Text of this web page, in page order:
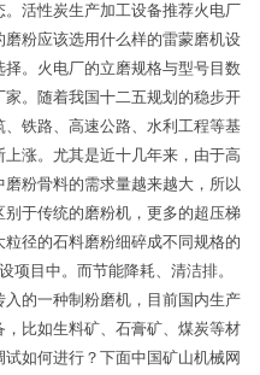
活性炭生产加工设备推荐火电厂
粉应该选用什么样的雷蒙磨机设
。火电厂的立磨规格与型号目数
。随着我国十二五规划的稳步开
铁路、高速公路、水利工程等基
涨。尤其是近十几年来，由于高
粉骨料的需求量越来越大，所以
于传统的磨粉机，更多的超压梯
径的石料磨粉细碎成不同规格的
项目中。而节能降耗、清洁排。
的一种制粉磨机，目前国内生产
比如生料矿、石膏矿、煤炭等材
如何进行？下面中国矿山机械网